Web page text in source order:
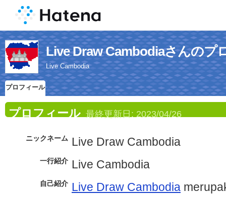
Live Draw Cambodiaさんのプ
Live Cambodia
プロフィール
プロフィール 最終更新日: 2023/04/26
ニックネーム Live Draw Cambodia
一行紹介 Live Cambodia
自己紹介 Live Draw Cambodia